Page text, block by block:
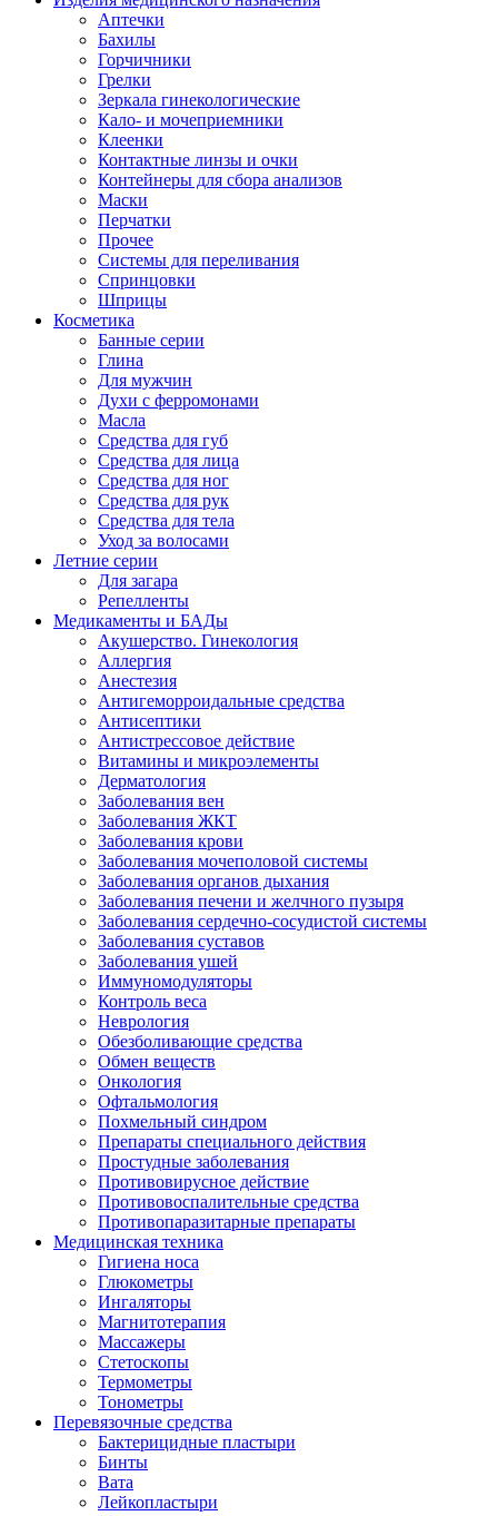
Аптечки
Бахилы
Горчичники
Грелки
Зеркала гинекологические
Кало- и мочеприемники
Клеенки
Контактные линзы и очки
Контейнеры для сбора анализов
Маски
Перчатки
Прочее
Системы для переливания
Спринцовки
Шприцы
Косметика
Банные серии
Глина
Для мужчин
Духи с ферромонами
Масла
Средства для губ
Средства для лица
Средства для ног
Средства для рук
Средства для тела
Уход за волосами
Летние серии
Для загара
Репелленты
Медикаменты и БАДы
Акушерство. Гинекология
Аллергия
Анестезия
Антигеморроидальные средства
Антисептики
Антистрессовое действие
Витамины и микроэлементы
Дерматология
Заболевания вен
Заболевания ЖКТ
Заболевания крови
Заболевания мочеполовой системы
Заболевания органов дыхания
Заболевания печени и желчного пузыря
Заболевания сердечно-сосудистой системы
Заболевания суставов
Заболевания ушей
Иммуномодуляторы
Контроль веса
Неврология
Обезболивающие средства
Обмен веществ
Онкология
Офтальмология
Похмельный синдром
Препараты специального действия
Простудные заболевания
Противовирусное действие
Противовоспалительные средства
Противопаразитарные препараты
Медицинская техника
Гигиена носа
Глюкометры
Ингаляторы
Магнитотерапия
Массажеры
Стетоскопы
Термометры
Тонометры
Перевязочные средства
Бактерицидные пластыри
Бинты
Вата
Лейкопластыри